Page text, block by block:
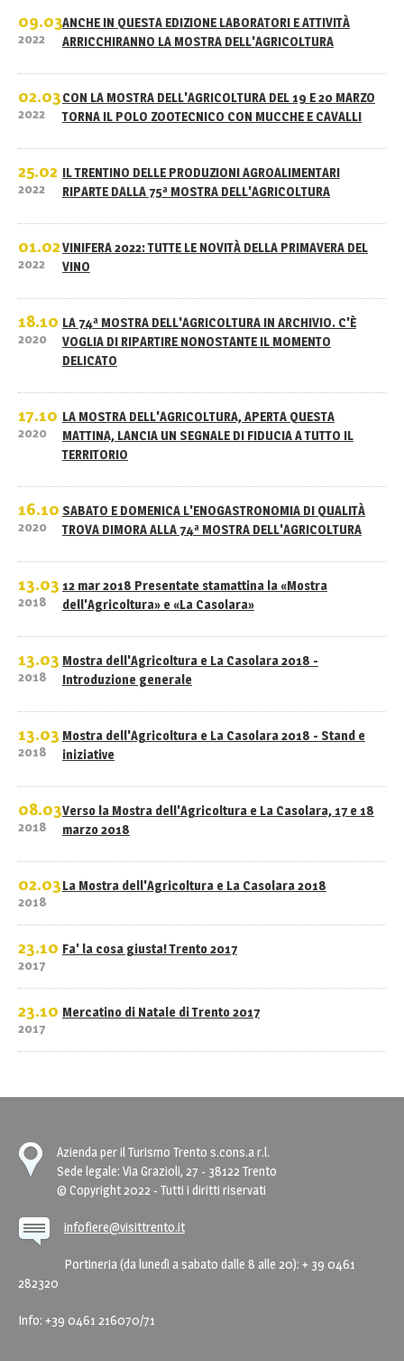
09.03
2022
ANCHE IN QUESTA EDIZIONE LABORATORI E ATTIVITÀ
ARRICCHIRANNO LA MOSTRA DELL'AGRICOLTURA
02.03
2022
CON LA MOSTRA DELL'AGRICOLTURA DEL 19 E 20 MARZO
TORNA IL POLO ZOOTECNICO CON MUCCHE E CAVALLI
25.02
2022
IL TRENTINO DELLE PRODUZIONI AGROALIMENTARI
RIPARTE DALLA 75ª MOSTRA DELL'AGRICOLTURA
01.02
2022
VINIFERA 2022: TUTTE LE NOVITÀ DELLA PRIMAVERA DEL
VINO
18.10
2020
LA 74ª MOSTRA DELL'AGRICOLTURA IN ARCHIVIO. C'È
VOGLIA DI RIPARTIRE NONOSTANTE IL MOMENTO
DELICATO
17.10
2020
LA MOSTRA DELL'AGRICOLTURA, APERTA QUESTA
MATTINA, LANCIA UN SEGNALE DI FIDUCIA A TUTTO IL
TERRITORIO
16.10
2020
SABATO E DOMENICA L'ENOGASTRONOMIA DI QUALITÀ
TROVA DIMORA ALLA 74ª MOSTRA DELL'AGRICOLTURA
13.03
2018
12 mar 2018 Presentate stamattina la «Mostra
dell'Agricoltura» e «La Casolara»
13.03
2018
Mostra dell'Agricoltura e La Casolara 2018 -
Introduzione generale
13.03
2018
Mostra dell'Agricoltura e La Casolara 2018 - Stand e
iniziative
08.03
2018
Verso la Mostra dell'Agricoltura e La Casolara, 17 e 18
marzo 2018
02.03
2018
La Mostra dell'Agricoltura e La Casolara 2018
23.10
2017
Fa' la cosa giusta! Trento 2017
23.10
2017
Mercatino di Natale di Trento 2017
Azienda per il Turismo Trento s.cons.a r.l.
Sede legale: Via Grazioli, 27 - 38122 Trento
© Copyright 2022 - Tutti i diritti riservati
infofiere@visittrento.it
Portineria (da lunedì a sabato dalle 8 alle 20): + 39 0461
282320
Info: +39 0461 216070/71